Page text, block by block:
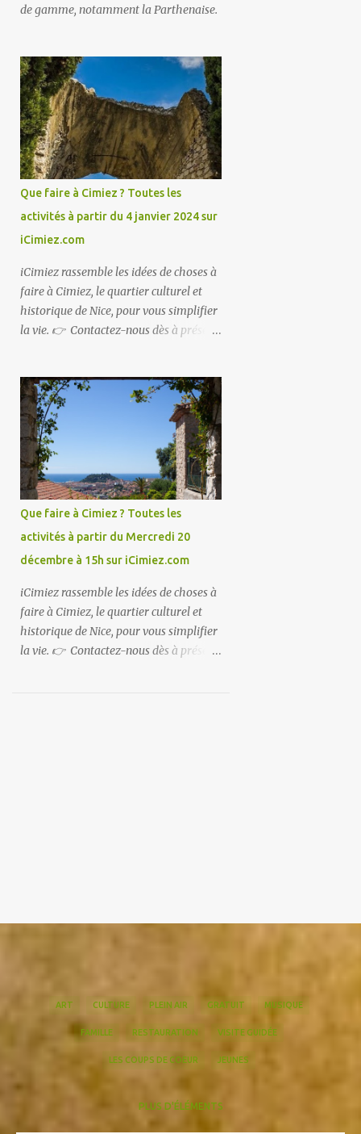
de gamme, notamment la Parthenaise.
Que faire à Cimiez ? Toutes les
activités à partir du 4 janvier 2024 sur
iCimiez.com
iCimiez rassemble les idées de choses à
faire à Cimiez, le quartier culturel et
historique de Nice, pour vous simplifier
la vie. 👉 Contactez-nous dès à présent
iCimiez !
Que faire à Cimiez ? Toutes les
activités à partir du Mercredi 20
décembre à 15h sur iCimiez.com
iCimiez rassemble les idées de choses à
faire à Cimiez, le quartier culturel et
historique de Nice, pour vous simplifier
la vie. 👉 Contactez-nous dès à présent
ART CULTURE PLEIN AIR GRATUIT MUSIQUE
FAMILLE RESTAURATION VISITE GUIDÉE
LES COUPS DE COEUR JEUNES
QUEFAIREACIMIEZ QUIZZ ICIMIEZ
PLUS D'ÉLÉMENTS